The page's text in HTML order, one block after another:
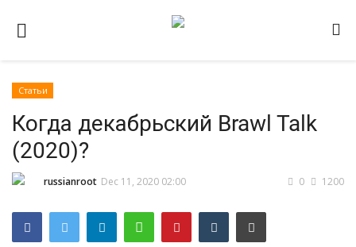
Видео
Terms & Conditions
Статьи
Когда декабрьский Brawl Talk
(2020)?
russianroot Dec 11, 2020 02:00 1200
0